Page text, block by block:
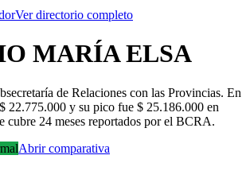
Ver directorio completo
MARÍA ELSA
de Relaciones con las Provincias. En
22.775.000 y su pico fue $ 25.186.000 en
cubre 24 meses reportados por el BCRA.
Abrir comparativa